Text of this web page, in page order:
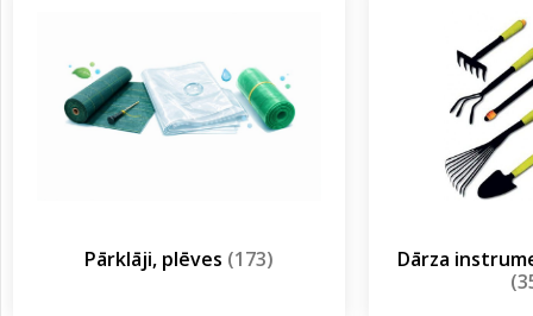
Pārklāji, plēves (173)
Dārza